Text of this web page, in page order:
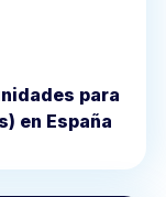
para
en España